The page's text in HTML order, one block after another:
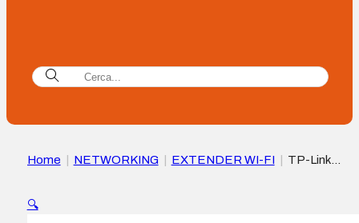
Home NETWORKING EXTENDER WI-FI
TP-Link
Esterne – Fino a 1300Mbps – Porta Gigabit Ethernet –
🔍